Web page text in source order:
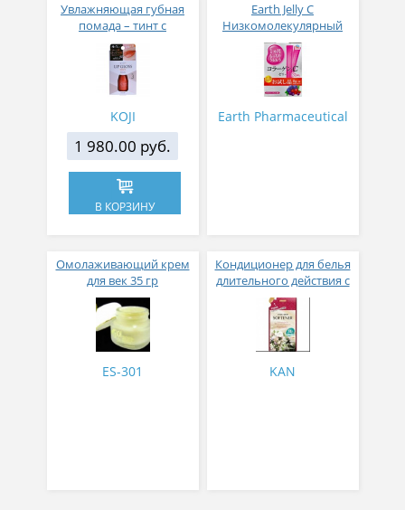
Увлажняющая губная
помада – тинт с
аппликатором KOJI,
Красно-оранжевый
KOJI
1 980.00 руб.
В КОРЗИНУ
Earth Jelly C
Низкомолекулярный
рыбный коллаген с
витамином С и 5
активных компонентов
с ягодным вкусом 8 гр
Earth Pharmaceutical
Омолаживающий крем
для век 35 гр
ES-301
Кондиционер для белья
длительного действия с
аромакапсулами с
экзотическим ароматом
500 мл
KAN